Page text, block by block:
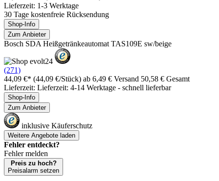
Lieferzeit: 1-3 Werktage
30 Tage kostenfreie Rücksendung
Shop-Info
Zum Anbieter
Bosch SDA Heißgetränkeautomat TAS109E sw/beige
(271)
44,09 €* (44,09 €/Stück) ab 6,49 € Versand 50,58 € Gesamt
Lieferzeit: Lieferzeit: 4-14 Werktage - schnell lieferbar
Shop-Info
Zum Anbieter
inklusive Käuferschutz
Weitere Angebote laden
Fehler entdeckt?
Fehler melden
Preis zu hoch?
Preisalarm setzen